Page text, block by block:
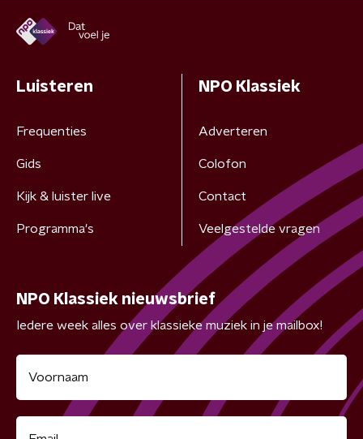
Luisteren
Frequenties
Gids
Kijk & luister live
Programma's
NPO Klassiek
Adverteren
Colofon
Contact
Veelgestelde vragen
NPO Klassiek nieuwsbrief
Iedere week alles over klassieke muziek in je mailbox!